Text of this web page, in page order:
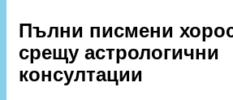
Пълни писмени
срещу астрологични
консултации